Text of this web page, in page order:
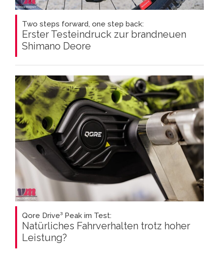
Two steps forward, one step back:
Erster Testeindruck zur brandneuen
Shimano Deore
Qore Drive³ Peak im Test:
Natürliches Fahrverhalten trotz hoher
Leistung?